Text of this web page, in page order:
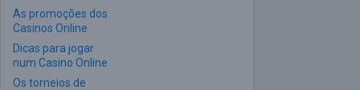
As promoções dos
Casinos Online
Dicas para jogar
num Casino Online
Os torneios de